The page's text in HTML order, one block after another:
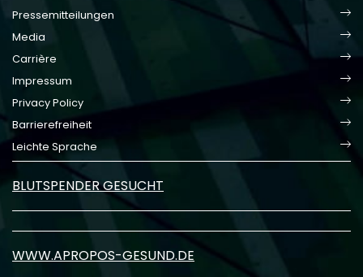
Pressemitteilungen
Media
Carrière
Impressum
Privacy Policy
Barrierefreiheit
Leichte Sprache
BLUTSPENDER GESUCHT
WWW.APROPOS-GESUND.DE